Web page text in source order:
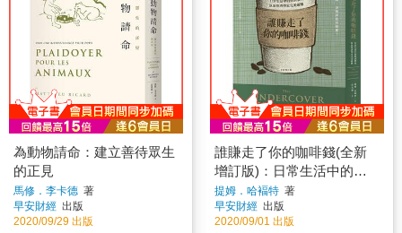
為動物請命：建立善待眾生
的正見
馬修．李卡德 著
早安財經 出版
2020/09/29 出版
誰賺走了你的咖啡錢(全新
增訂版)：日常生活中的經
濟賽局，臥底經濟學家完美
破解
提姆．哈褔特 著
早安財經 出版
2020/09/01 出版